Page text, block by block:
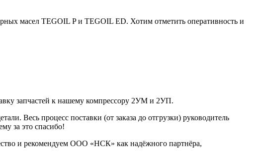
масел TEGOIL P и TEGOIL ED. Хотим отметить оперативность и
запчастей к нашему компрессору 2УМ и 2УП.
Весь процесс поставки (от заказа до отгрузки) руководитель
за это спасибо!
и рекомендуем ООО «НСК» как надёжного партнёра,